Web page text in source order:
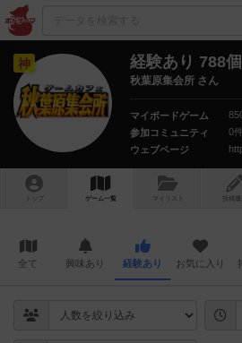
神 経験あり 788個
秋葉原集会所 さん
マイボードゲーム
参加コミュニティ
0件
ウェブページ
トップ ゲーム一覧 マイリスト 投稿履
全て 興味あり 経験あり お気に入り